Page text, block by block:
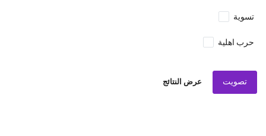
تسوية
حرب اهلية
تصويت عرض النتائج